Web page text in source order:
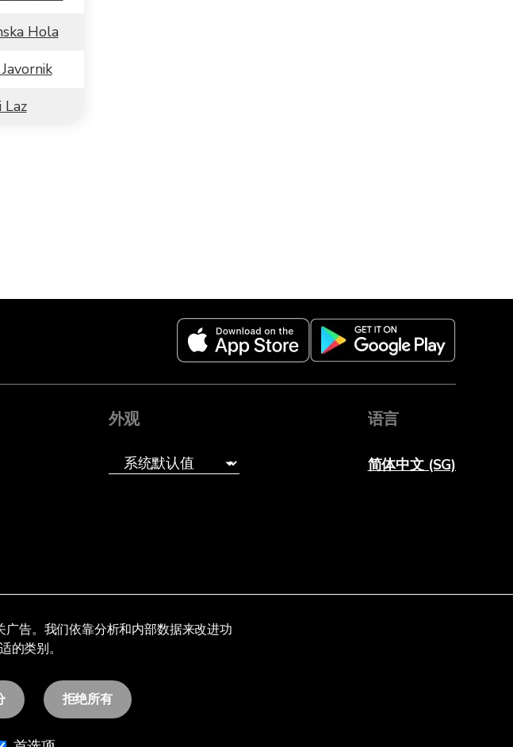
Hola
Laz
广告。我们依靠分析和内部数据来改进功
的类别。
拒绝所有
外观 语言
简体中文 (SG)